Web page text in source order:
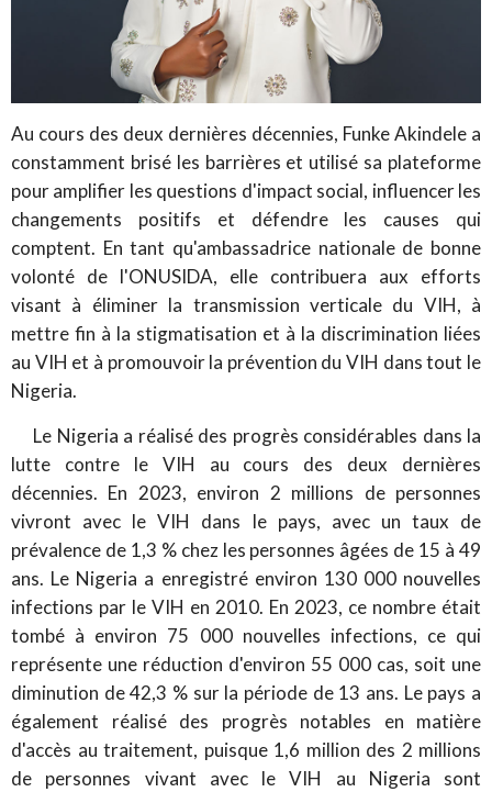
Au cours des deux dernières décennies, Funke Akindele a
constamment brisé les barrières et utilisé sa plateforme
pour amplifier les questions d'impact social, influencer les
changements positifs et défendre les causes qui
comptent. En tant qu'ambassadrice nationale de bonne
volonté de l'ONUSIDA, elle contribuera aux efforts
visant à éliminer la transmission verticale du VIH, à
mettre fin à la stigmatisation et à la discrimination liées
au VIH et à promouvoir la prévention du VIH dans tout le
Nigeria.
Le Nigeria a réalisé des progrès considérables dans la
lutte contre le VIH au cours des deux dernières
décennies. En 2023, environ 2 millions de personnes
vivront avec le VIH dans le pays, avec un taux de
prévalence de 1,3 % chez les personnes âgées de 15 à 49
ans. Le Nigeria a enregistré environ 130 000 nouvelles
infections par le VIH en 2010. En 2023, ce nombre était
tombé à environ 75 000 nouvelles infections, ce qui
représente une réduction d'environ 55 000 cas, soit une
diminution de 42,3 % sur la période de 13 ans. Le pays a
également réalisé des progrès notables en matière
d'accès au traitement, puisque 1,6 million des 2 millions
de personnes vivant avec le VIH au Nigeria sont